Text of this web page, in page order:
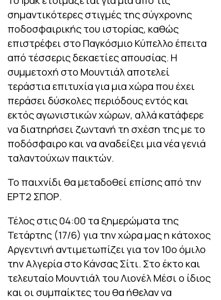
σημαντικότερες στιγμές της σύγχρονης
ποδοσφαιρικής του ιστορίας, καθώς
επιστρέφει στο Παγκόσμιο Κύπελλο έπειτα
από τέσσερις δεκαετίες απουσίας. Η
συμμετοχή στο Μουντιάλ αποτελεί
τεράστια επιτυχία για μια χώρα που έχει
περάσει δύσκολες περιόδους εντός και
εκτός αγωνιστικών χώρων, αλλά κατάφερε
να διατηρήσει ζωντανή τη σχέση της με το
ποδόσφαιρο και να αναδείξει μια νέα γενιά
ταλαντούχων παικτών.
Το παιχνίδι θα μεταδοθεί επίσης από την
ΕΡΤ2 ΣΠΟΡ.
Τέλος στις 04:00 τα ξημερώματα της
Τετάρτης (17/6) για την χώρα μας η κάτοχος
Αργεντινή αντιμετωπίζει για τον 10ο όμιλο
την Αλγερία στο Κάνσας Σίτι. Στο έκτο και
τελευταίο Μουντιάλ του Λιονέλ Μέσι ο ίδιος
και οι συμπαίκτες του θα ήθελαν να